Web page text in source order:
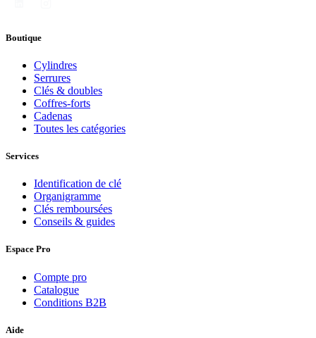
Boutique
Cylindres
Serrures
Clés & doubles
Coffres-forts
Cadenas
Toutes les catégories
Services
Identification de clé
Organigramme
Clés remboursées
Conseils & guides
Espace Pro
Compte pro
Catalogue
Conditions B2B
Aide